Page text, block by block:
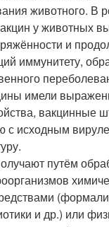
животного. В
у животных
и
иммунитету,
имели
вакцинные
с исходным
путём
и др.) или